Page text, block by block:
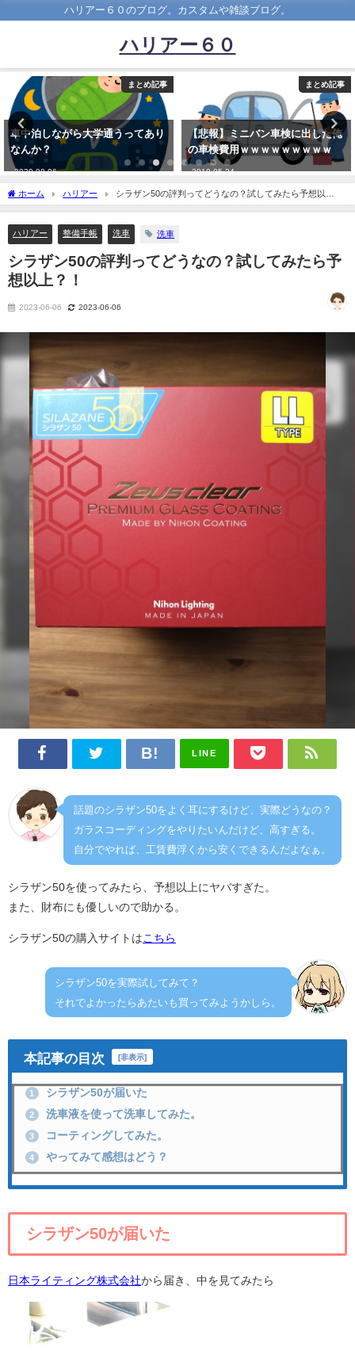
ハリアー６０のブログ。カスタムや雑談ブログ。
ハリアー６０
まとめ記事
【悲報】ミニバン車検に出した俺
の車検費用ｗｗｗｗｗｗｗｗｗ
2019-05-24
まとめ記事
雪道をノーマルタイヤで上手く走
れる車の運転方法教えてください
2024-12-15
ホーム ハリアー
シラザン50の評判ってどうなの？試してみたら予想以
上？！
ハリアー 整備手帳 洗車 洗車
シラザン50の評判ってどうなの？試してみたら予
想以上？！
2023-06-06 2023-06-06
LINE
話題のシラザン50をよく耳にするけど、実際どうなの？
ガラスコーディングをやりたいんだけど、高すぎる。
自分でやれば、工賃費浮くから安くできるんだよなぁ。
シラザン50を使ってみたら、予想以上にヤバすぎた。
また、財布にも優しいので助かる。
シラザン50の購入サイトは こちら
シラザン50を実際試してみて？
それでよかったらあたいも買ってみようかしら。
本記事の目次 [非表示]
1 シラザン50が届いた
2 洗車液を使って洗車してみた。
3 コーティングしてみた。
4 やってみて感想はどう？
シラザン50が届いた
日本ライティング株式会社から届き、中を見てみたら